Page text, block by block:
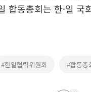
합동총회는 한·일 국
#한일협력위원회 #합동총